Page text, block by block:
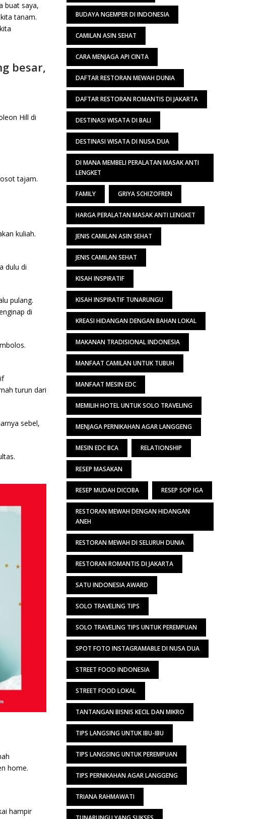
buat saya,
tanam.
besar,
Hill di
tajam.
kuliah.
dulu di
pulang.
di
turun dari
sebel,
home.
hampir
BUDAYA NGEMPER DI INDONESIA
CAMILAN ASIN SEHAT
CARA MENJAGA API CINTA
DAFTAR RESTORAN MEWAH DUNIA
DAFTAR RESTORAN ROMANTIS DI JAKARTA
DESTINASI WISATA DI BALI
DESTINASI WISATA DI NUSA DUA
DI MANA MEMBELI PERALATAN MASAK ANTI
LENGKET
FAMILY GRIYA SCHIZOFREN
HARGA PERALATAN MASAK ANTI LENGKET
JENIS CAMILAN ASIN SEHAT
JENIS CAMILAN SEHAT
KISAH INSPIRATIF
KISAH INSPIRATIF TUNARUNGU
KREASI HIDANGAN DENGAN BAHAN LOKAL
MAKANAN TRADISIONAL INDONESIA
MANFAAT CAMILAN UNTUK TUBUH
MANFAAT MESIN EDC
MEMILIH HOTEL UNTUK SOLO TRAVELING
MENJAGA PERNIKAHAN AGAR LANGGENG
MESIN EDC BCA RELATIONSHIP
RESEP MASAKAN
RESEP MUDAH DICOBA RESEP SOP IGA
RESTORAN MEWAH DENGAN HIDANGAN
ANEH
RESTORAN MEWAH DI SELURUH DUNIA
RESTORAN ROMANTIS DI JAKARTA
SATU INDONESIA AWARD
SOLO TRAVELING TIPS
SOLO TRAVELING TIPS UNTUK PEREMPUAN
SPOT FOTO INSTAGRAMABLE DI NUSA DUA
STREET FOOD INDONESIA
STREET FOOD LOKAL
TANTANGAN BISNIS KECIL DAN MIKRO
TIPS LANGSING UNTUK IBU-IBU
TIPS LANGSING UNTUK PEREMPUAN
TIPS PERNIKAHAN AGAR LANGGENG
TRIANA RAHMAWATI